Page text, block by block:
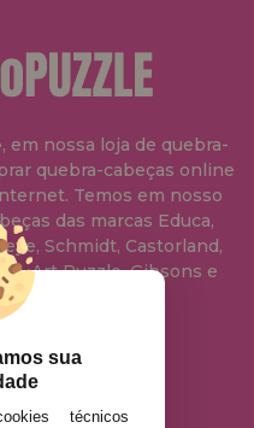
, em nossa loja de quebra-
quebra-cabeças online
Temos em nosso
das marcas Educa,
Schmidt, Castorland,
Art Puzzle, Gibsons e
sua
técnicos